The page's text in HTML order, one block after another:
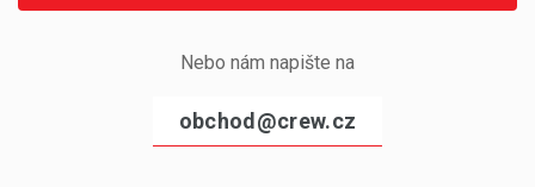
Nebo nám napište na
obchod@crew.cz